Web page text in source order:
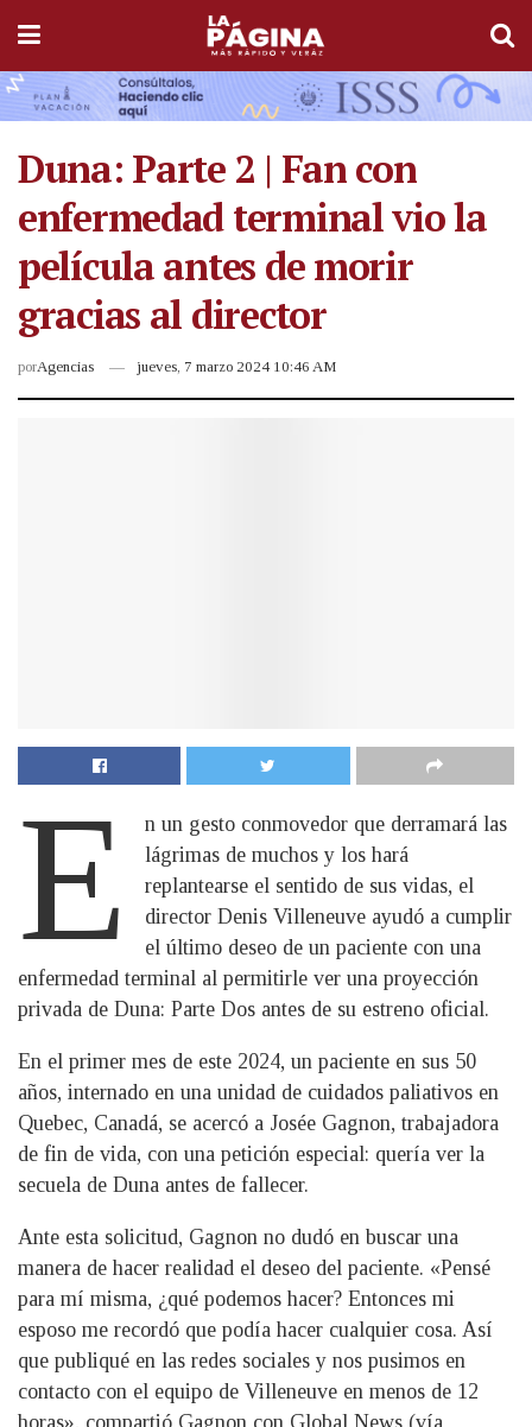
Duna: Parte 2 | Fan con
enfermedad terminal vio la
película antes de morir
gracias al director
porAgencias jueves, 7 marzo 2024 10:46 AM
E
n un gesto conmovedor que derramará las
lágrimas de muchos y los hará
replantearse el sentido de sus vidas, el
director Denis Villeneuve ayudó a cumplir
el último deseo de un paciente con una
enfermedad terminal al permitirle ver una proyección
privada de Duna: Parte Dos antes de su estreno oficial.
En el primer mes de este 2024, un paciente en sus 50
años, internado en una unidad de cuidados paliativos en
Quebec, Canadá, se acercó a Josée Gagnon, trabajadora
de fin de vida, con una petición especial: quería ver la
secuela de Duna antes de fallecer.
Ante esta solicitud, Gagnon no dudó en buscar una
manera de hacer realidad el deseo del paciente. «Pensé
para mí misma, ¿qué podemos hacer? Entonces mi
esposo me recordó que podía hacer cualquier cosa. Así
que publiqué en las redes sociales y nos pusimos en
contacto con el equipo de Villeneuve en menos de 12